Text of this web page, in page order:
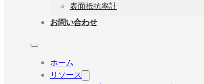
表面抵抗率計
お問い合わせ
ホーム
リソース